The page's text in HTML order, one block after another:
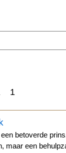
1
betoverde
maar een